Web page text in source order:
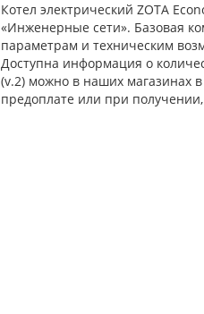
Котел электрический ZOTA
«Инженерные сети». Базовая
параметрам и техническим
Доступна информация о
(v.2) можно в наших магазинах
предоплате или при